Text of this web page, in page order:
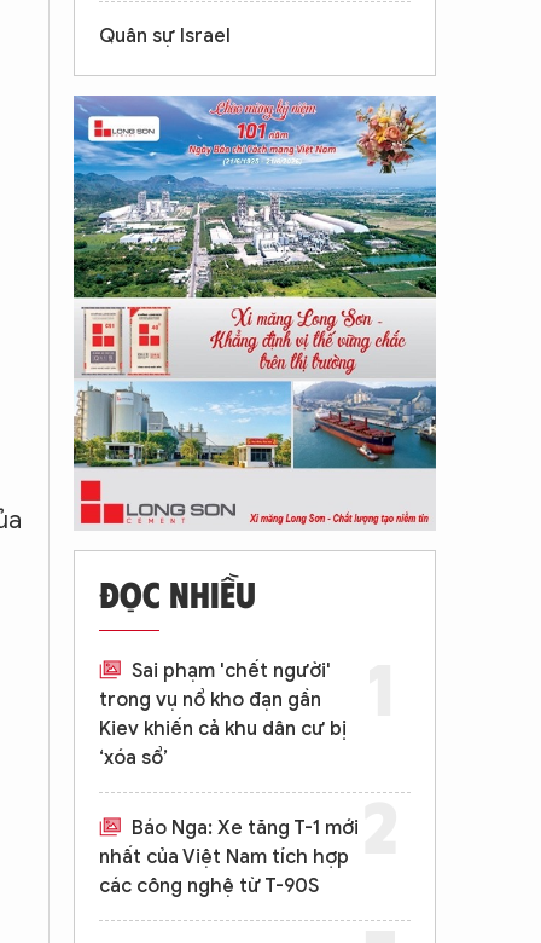
Quân sự Israel
ĐỌC NHIỀU
Sai phạm 'chết người'
trong vụ nổ kho đạn gần
Kiev khiến cả khu dân cư bị
‘xóa sổ’
Báo Nga: Xe tăng T-1 mới
nhất của Việt Nam tích hợp
các công nghệ từ T-90S